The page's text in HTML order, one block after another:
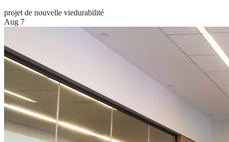
projet de nouvelle viedurabilité
Aug 7